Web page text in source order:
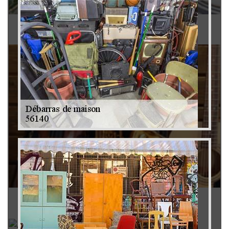
Brocanteur 79
Rachat instrument de musique 79